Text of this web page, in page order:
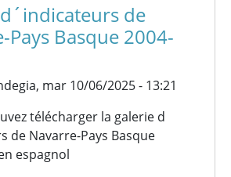
de
Pays Basque 2004-
mar 10/06/2025 - 13:21
télécharger la galerie d
de Navarre-Pays Basque
espagnol